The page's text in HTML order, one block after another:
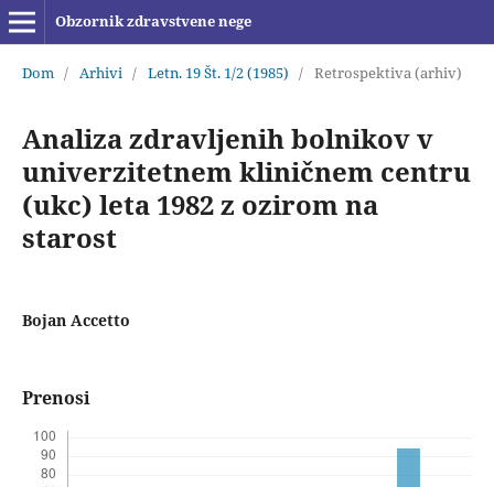
Obzornik zdravstvene nege
Dom / Arhivi / Letn. 19 Št. 1/2 (1985) / Retrospektiva (arhiv)
Analiza zdravljenih bolnikov v
univerzitetnem kliničnem centru
(ukc) leta 1982 z ozirom na
starost
Bojan Accetto
Prenosi